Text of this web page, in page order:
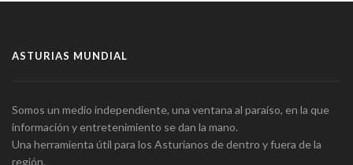
ASTURIAS MUNDIAL
Somos un medio independiente, una ventana al paraíso, en la que
información y entretenimiento se dan la mano.
Una herramienta útil para los Asturianos de dentro y fuera de la
región.